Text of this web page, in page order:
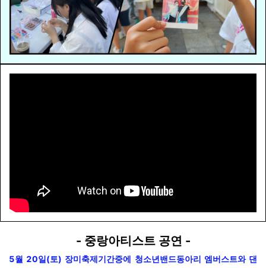
- 중랑아티스트 공연 -
5월 20일(토) 장미축제기간중에 청소년밴드동아리 엠버스트와 댄